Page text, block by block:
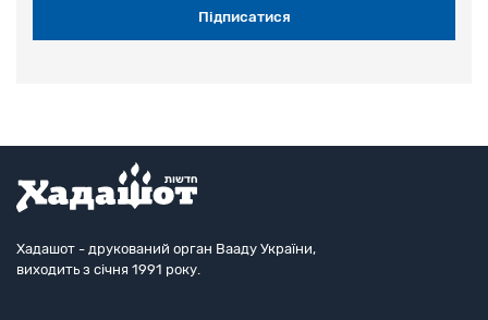
Хадашот - друкований орган Вааду України,
виходить з січня 1991 року.